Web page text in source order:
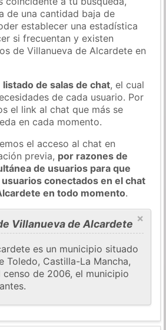
de una cantidad baja de
establecer una estadística
si frecuentan y existen
de Villanueva de Alcardete en
listado de salas de chat, el cual
de cada usuario. Por
el link al chat que más se
en cada momento.
el acceso al chat en
previa, por razones de
de usuarios para que
conectados en el chat
en todo momento.
×
Villanueva de Alcardete
es un municipio situado
Toledo, Castilla-La Mancha,
censo de 2006, el municipio